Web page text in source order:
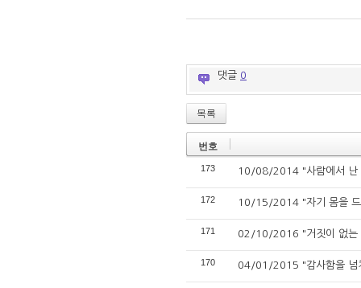
댓글 0
목록
번호
173 10/08/2014 "사람에서 난
172 10/15/2014 "자기 몸을
171 02/10/2016 "거짓이 없는
170 04/01/2015 "감사함을 넘